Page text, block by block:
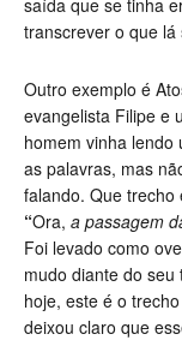
saída que se tinha
transcrever o que lá
Outro exemplo é
evangelista Filipe e
homem vinha
as palavras, mas
falando. Que trecho
“Ora, a passagem
Foi levado como
mudo diante do seu
hoje, este é o
deixou claro que